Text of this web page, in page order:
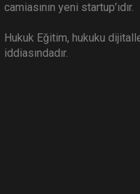
camiasının yeni startup’ıdır.
Hukuk Eğitim, hukuku
iddiasındadır.